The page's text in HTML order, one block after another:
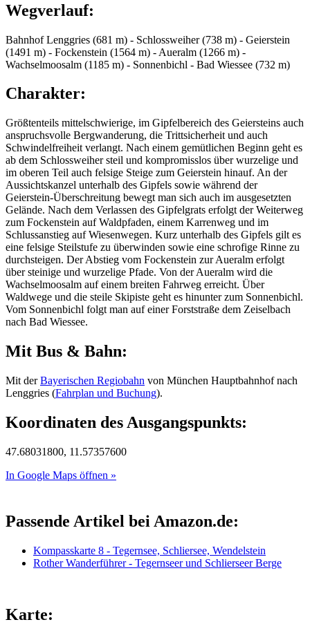
Wegverlauf:
Bahnhof Lenggries (681 m) - Schlossweiher (738 m) - Geierstein
(1491 m) - Fockenstein (1564 m) - Aueralm (1266 m) -
Wachselmoosalm (1185 m) - Sonnenbichl - Bad Wiessee (732 m)
Charakter:
Größtenteils mittelschwierige, im Gipfelbereich des Geiersteins auch
anspruchsvolle Bergwanderung, die Trittsicherheit und auch
Schwindelfreiheit verlangt. Nach einem gemütlichen Beginn geht es
ab dem Schlossweiher steil und kompromisslos über wurzelige und
im oberen Teil auch felsige Steige zum Geierstein hinauf. An der
Aussichtskanzel unterhalb des Gipfels sowie während der
Geierstein-Überschreitung bewegt man sich auch im ausgesetzten
Gelände. Nach dem Verlassen des Gipfelgrats erfolgt der Weiterweg
zum Fockenstein auf Waldpfaden, einem Karrenweg und im
Schlussanstieg auf Wiesenwegen. Kurz unterhalb des Gipfels gilt es
eine felsige Steilstufe zu überwinden sowie eine schrofige Rinne zu
durchsteigen. Der Abstieg vom Fockenstein zur Aueralm erfolgt
über steinige und wurzelige Pfade. Von der Aueralm wird die
Wachselmoosalm auf einem breiten Fahrweg erreicht. Über
Waldwege und die steile Skipiste geht es hinunter zum Sonnenbichl.
Vom Sonnenbichl folgt man auf einer Forststraße dem Zeiselbach
nach Bad Wiessee.
Mit Bus & Bahn:
Mit derBayerischen Regiobahn von München Hauptbahnhof nach
Lenggries (Fahrplan und Buchung).
Koordinaten des Ausgangspunkts:
47.68031800, 11.57357600
In Google Maps öffnen »
Passende Artikel bei Amazon.de:
Kompasskarte 8 - Tegernsee, Schliersee, Wendelstein
Rother Wanderführer - Tegernseer und Schlierseer Berge
Karte: